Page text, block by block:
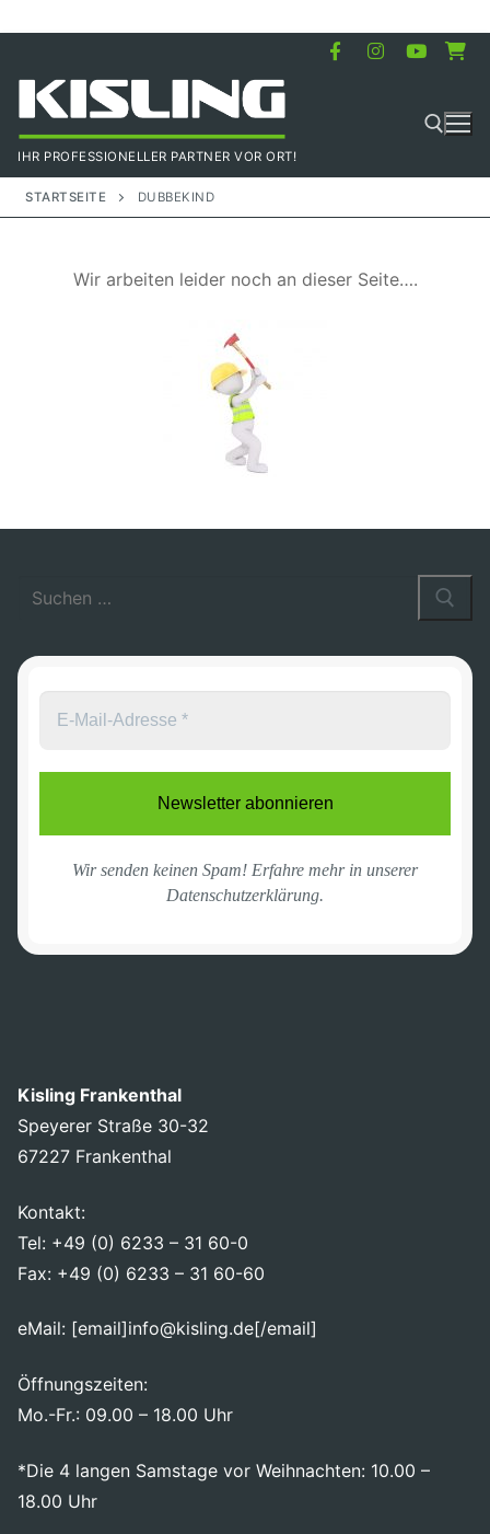
Inhalt
springen
IHR PROFESSIONELLER PARTNER VOR ORT!
Suchen nach:
STARTSEITE DUBBEKIND
Wir arbeiten leider noch an dieser Seite….
Suchen
Wir senden keinen Spam! Erfahre mehr in unserer
Datenschutzerklärung.
Kisling Frankenthal
Speyerer Straße 30-32
67227 Frankenthal
Kontakt:
Tel: +49 (0) 6233 – 31 60-0
Fax: +49 (0) 6233 – 31 60-60
eMail: [email]info@kisling.de[/email]
Öffnungszeiten:
Mo.-Fr.: 09.00 – 18.00 Uhr
*Die 4 langen Samstage vor Weihnachten: 10.00 –
18.00 Uhr